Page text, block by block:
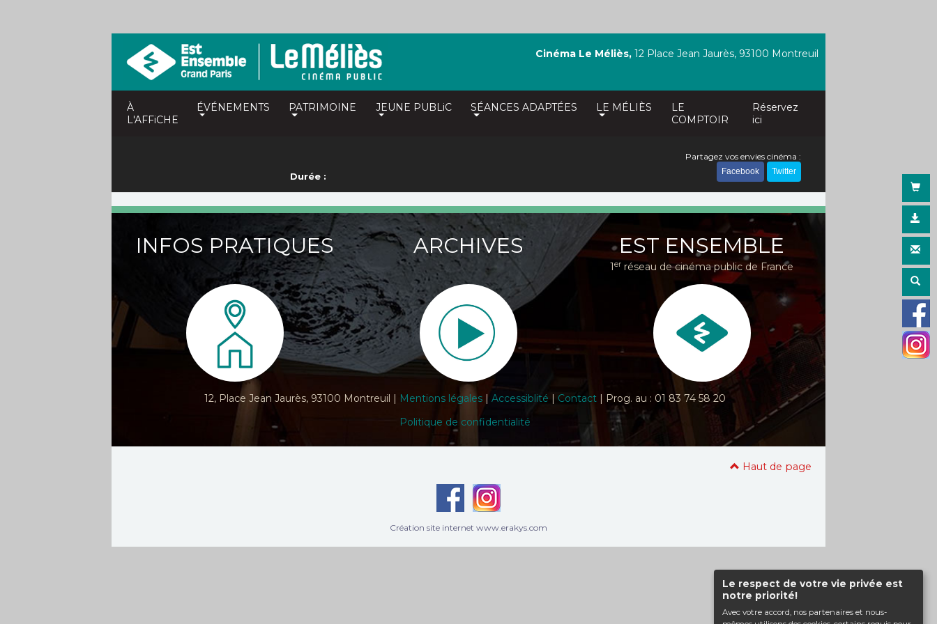
Le respect de votre vie privée est
notre priorité!
Avec votre accord, nos partenaires et nous-
À
L'AFFiCHE
ÉVÉNEMENTS PATRIMOINE JEUNE PUBLiC SÉANCES ADAPTÉES LE MÉLIÈS
LE
COMPTOIR
Réservez
ici
Cinéma Le Méliès, 12 Place Jean Jaurès, 93100 Montreuil
Durée :
Partagez vos envies cinéma :
Facebook Twitter
INFOS PRATIQUES ARCHIVES EST ENSEMBLE
1er réseau de cinéma public de France
12, Place Jean Jaurès, 93100 Montreuil | Mentions légales | Accessiblité | Contact | Prog. au : 01 83 74 58 20
Politique de confidentialité
Haut de page
Création site internet www.erakys.com